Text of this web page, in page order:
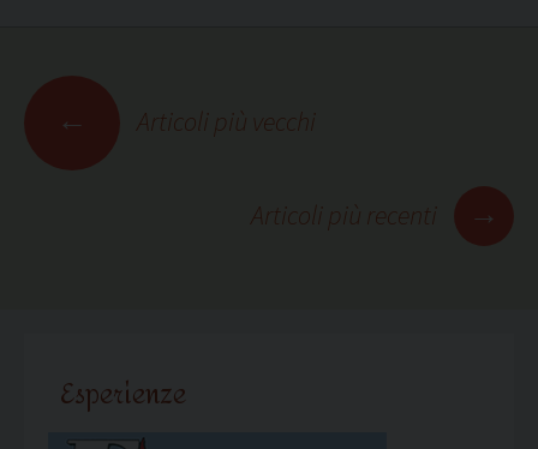
Navigazione
articoli
← Articoli più vecchi
Articoli più recenti →
Esperienze